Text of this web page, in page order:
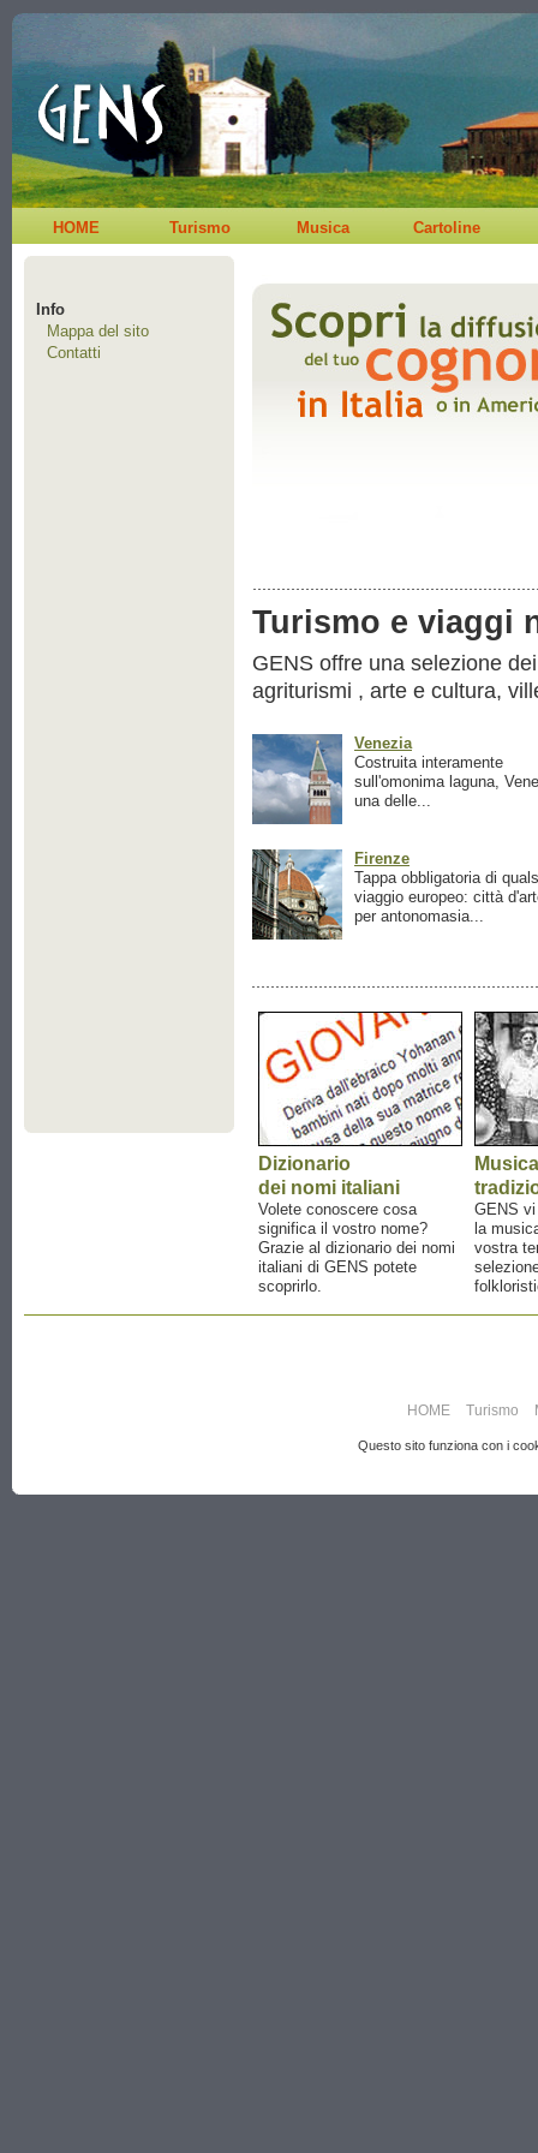
HOME Turismo Musica Cartoline
Info
Mappa del sito
Contatti
Turismo e viaggi
GENS offre una selezione
agriturismi , arte e cultura,
Venezia
Costruita interamente
sull'omonima laguna,
una delle...
Firenze
Tappa obbligatoria di
viaggio europeo: città
per antonomasia...
Dizionario
dei nomi italiani
Volete conoscere cosa
significa il vostro nome?
Grazie al dizionario dei nomi
italiani di GENS potete
scoprirlo.
Musica
GENS
la
vostra
HOME Turismo
Questo sito funziona con i